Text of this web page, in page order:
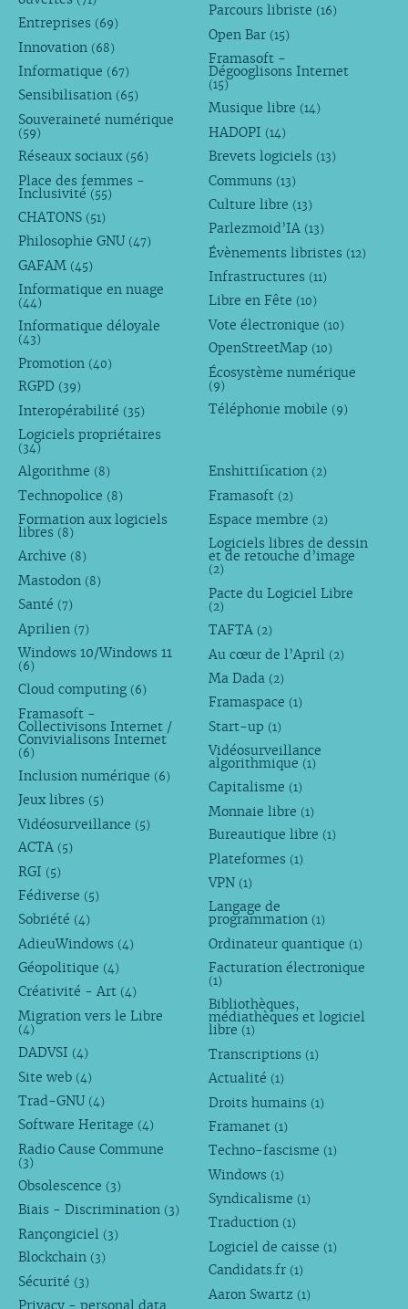
Entreprises (69)
Innovation (68)
Informatique (67)
Sensibilisation (65)
Souveraineté numérique
(59)
Réseaux sociaux (56)
Place des femmes -
Inclusivité (55)
CHATONS (51)
Philosophie GNU (47)
GAFAM (45)
Informatique en nuage
(44)
Informatique déloyale
(43)
Promotion (40)
RGPD (39)
Interopérabilité (35)
Logiciels propriétaires
(34)
Parcours libriste (16)
Open Bar (15)
Framasoft -
Dégooglisons Internet
(15)
Musique libre (14)
HADOPI (14)
Brevets logiciels (13)
Communs (13)
Culture libre (13)
Parlezmoid’IA (13)
Évènements libristes (12)
Infrastructures (11)
Libre en Fête (10)
Vote électronique (10)
OpenStreetMap (10)
Écosystème numérique
(9)
Téléphonie mobile (9)
Algorithme (8)
Technopolice (8)
Formation aux logiciels
libres (8)
Archive (8)
Mastodon (8)
Santé (7)
Aprilien (7)
Windows 10/Windows 11
(6)
Cloud computing (6)
Framasoft -
Collectivisons Internet /
Convivialisons Internet
(6)
Inclusion numérique (6)
Jeux libres (5)
Vidéosurveillance (5)
ACTA (5)
RGI (5)
Fédiverse (5)
Sobriété (4)
AdieuWindows (4)
Géopolitique (4)
Créativité - Art (4)
Migration vers le Libre
(4)
DADVSI (4)
Site web (4)
Trad-GNU (4)
Software Heritage (4)
Radio Cause Commune
(3)
Obsolescence (3)
Biais - Discrimination (3)
Rançongiciel (3)
Blockchain (3)
Sécurité (3)
Enshittification (2)
Framasoft (2)
Espace membre (2)
Logiciels libres de dessin
et de retouche d’image
(2)
Pacte du Logiciel Libre
(2)
TAFTA (2)
Au cœur de l’April (2)
Ma Dada (2)
Framaspace (1)
Start-up (1)
Vidéosurveillance
algorithmique (1)
Capitalisme (1)
Monnaie libre (1)
Bureautique libre (1)
Plateformes (1)
VPN (1)
Langage de
programmation (1)
Ordinateur quantique (1)
Facturation électronique
(1)
Bibliothèques,
médiathèques et logiciel
libre (1)
Transcriptions (1)
Actualité (1)
Droits humains (1)
Framanet (1)
Techno-fascisme (1)
Windows (1)
Syndicalisme (1)
Traduction (1)
Logiciel de caisse (1)
Candidats.fr (1)
Aaron Swartz (1)